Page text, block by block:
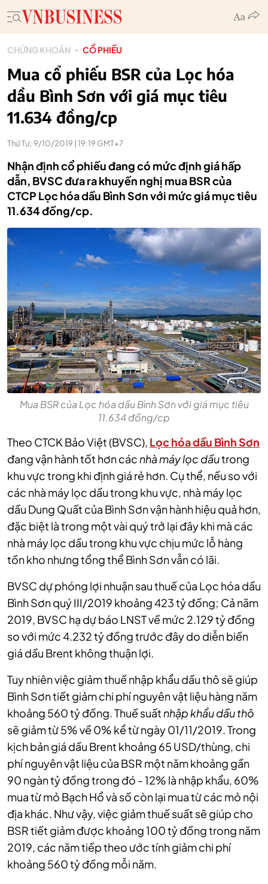
CHỨNG KHOÁN CỔ PHIẾU
Mua cổ phiếu BSR của Lọc hóa
dầu Bình Sơn với giá mục tiêu
11.634 đồng/cp
Thứ Tư, 9/10/2019 | 19:19 GMT+7
Nhận định cổ phiếu đang có mức định giá hấp
dẫn, BVSC đưa ra khuyến nghị mua BSR của
CTCP Lọc hóa dầu Bình Sơn với mức giá mục tiêu
11.634 đồng/cp.
Mua BSR của Lọc hóa dầu Bình Sơn với giá mục tiêu
11.634 đồng/cp
Theo CTCK Bảo Việt (BVSC), Lọc hóa dầu Bình Sơn
đang vận hành tốt hơn các nhà máy lọc dầutrong
khu vực trong khi định giá rẻ hơn. Cụ thể, nếu so với
các nhà máy lọc dầu trong khu vực, nhà máy lọc
dầu Dung Quất của Bình Sơn vận hành hiệu quả hơn,
đặc biệt là trong một vài quý trở lại đây khi mà các
nhà máy lọc dầu trong khu vực chịu mức lỗ hàng
tồn kho nhưng tổng thể Bình Sơn vẫn có lãi.
BVSC dự phóng lợi nhuận sau thuế của Lọc hóa dầu
Bình Sơn quý III/2019 khoảng 423 tỷ đồng; Cả năm
2019, BVSC hạ dự báo LNST về mức 2.129 tỷ đồng
so với mức 4.232 tỷ đồng trước đây do diễn biến
giá dầu Brent không thuận lợi.
Tuy nhiên việc giảm thuế nhập khẩu dầu thô sẽ giúp
Bình Sơn tiết giảm chi phí nguyên vật liệu hàng năm
khoảng 560 tỷ đồng. Thuế suất nhập khẩu dầu thô
sẽ giảm từ 5% về 0% kể từ ngày 01/11/2019. Trong
kịch bản giá dầu Brent khoảng 65 USD/thùng, chi
phí nguyên vật liệu của BSR một năm khoảng gần
90 ngàn tỷ đồng trong đó - 12% là nhập khẩu, 60%
mua từ mỏ Bạch Hổ và số còn lại mua từ các mỏ nội
địa khác. Như vậy, việc giảm thuế suất sẽ giúp cho
BSR tiết giảm được khoảng 100 tỷ đồng trong năm
2019, các năm tiếp theo ước tính giảm chi phí
khoảng 560 tỷ đồng mỗi năm.